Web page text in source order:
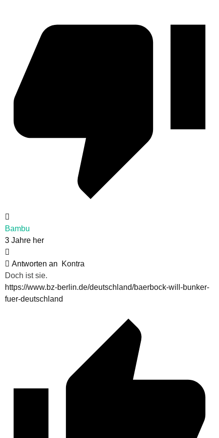
Bambu
3 Jahre her
Antworten an
Kontra
Doch ist sie.
https://www.bz-berlin.de/deutschland/baerbock-will-bunker-
fuer-deutschland